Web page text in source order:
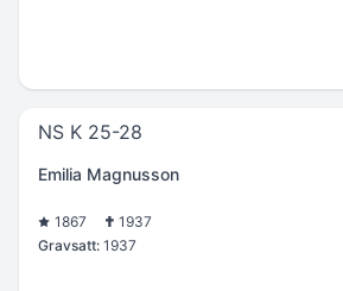
NS K 25-28
Emilia Magnusson
1867
1937
Gravsatt: 1937